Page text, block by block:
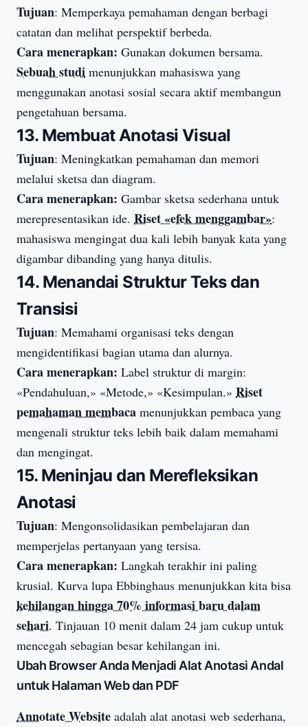
Tujuan: Memperkaya pemahaman dengan berbagi
catatan dan melihat perspektif berbeda.
Cara menerapkan: Gunakan dokumen bersama.
Sebuah studi menunjukkan mahasiswa yang
menggunakan anotasi sosial secara aktif membangun
pengetahuan bersama.
13. Membuat Anotasi Visual
Tujuan: Meningkatkan pemahaman dan memori
melalui sketsa dan diagram.
Cara menerapkan: Gambar sketsa sederhana untuk
merepresentasikan ide. Riset «efek menggambar»:
mahasiswa mengingat dua kali lebih banyak kata yang
digambar dibanding yang hanya ditulis.
14. Menandai Struktur Teks dan
Transisi
Tujuan: Memahami organisasi teks dengan
mengidentifikasi bagian utama dan alurnya.
Cara menerapkan: Label struktur di margin:
«Pendahuluan,» «Metode,» «Kesimpulan.» Riset
pemahaman membaca menunjukkan pembaca yang
mengenali struktur teks lebih baik dalam memahami
dan mengingat.
15. Meninjau dan Merefleksikan
Anotasi
Tujuan: Mengonsolidasikan pembelajaran dan
memperjelas pertanyaan yang tersisa.
Cara menerapkan: Langkah terakhir ini paling
krusial. Kurva lupa Ebbinghaus menunjukkan kita bisa
kehilangan hingga 70% informasi baru dalam
sehari. Tinjauan 10 menit dalam 24 jam cukup untuk
mencegah sebagian besar kehilangan ini.
Ubah Browser Anda Menjadi Alat Anotasi Andal
untuk Halaman Web dan PDF
Annotate Website adalah alat anotasi web sederhana,